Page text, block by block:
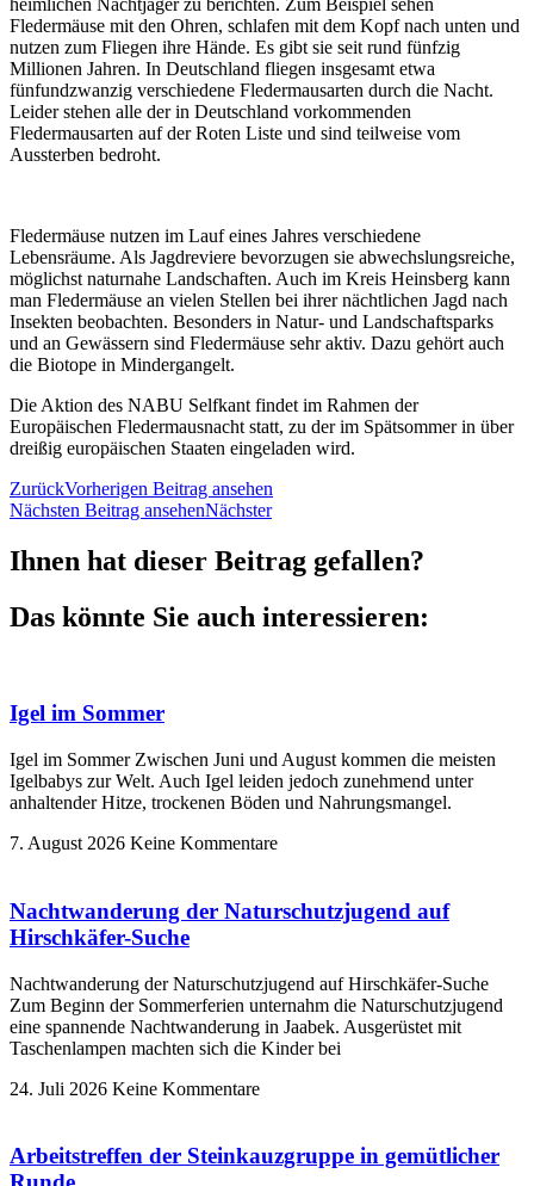
heimlichen Nachtjäger zu berichten. Zum Beispiel sehen
Fledermäuse mit den Ohren, schlafen mit dem Kopf nach unten und
nutzen zum Fliegen ihre Hände. Es gibt sie seit rund fünfzig
Millionen Jahren. In Deutschland fliegen insgesamt etwa
fünfundzwanzig verschiedene Fledermausarten durch die Nacht.
Leider stehen alle der in Deutschland vorkommenden
Fledermausarten auf der Roten Liste und sind teilweise vom
Aussterben bedroht.
Fledermäuse nutzen im Lauf eines Jahres verschiedene
Lebensräume. Als Jagdreviere bevorzugen sie abwechslungsreiche,
möglichst naturnahe Landschaften. Auch im Kreis Heinsberg kann
man Fledermäuse an vielen Stellen bei ihrer nächtlichen Jagd nach
Insekten beobachten. Besonders in Natur- und Landschaftsparks
und an Gewässern sind Fledermäuse sehr aktiv. Dazu gehört auch
die Biotope in Mindergangelt.
Die Aktion des NABU Selfkant findet im Rahmen der
Europäischen Fledermausnacht statt, zu der im Spätsommer in über
dreißig europäischen Staaten eingeladen wird.
ZurückVorherigen Beitrag ansehen
Nächsten Beitrag ansehenNächster
Ihnen hat dieser Beitrag gefallen?
Das könnte Sie auch interessieren:
Igel im Sommer
Igel im Sommer Zwischen Juni und August kommen die meisten
Igelbabys zur Welt. Auch Igel leiden jedoch zunehmend unter
anhaltender Hitze, trockenen Böden und Nahrungsmangel.
7. August 2026 Keine Kommentare
Nachtwanderung der Naturschutzjugend auf
Hirschkäfer-Suche
Nachtwanderung der Naturschutzjugend auf Hirschkäfer-Suche
Zum Beginn der Sommerferien unternahm die Naturschutzjugend
eine spannende Nachtwanderung in Jaabek. Ausgerüstet mit
Taschenlampen machten sich die Kinder bei
24. Juli 2026 Keine Kommentare
Arbeitstreffen der Steinkauzgruppe in gemütlicher